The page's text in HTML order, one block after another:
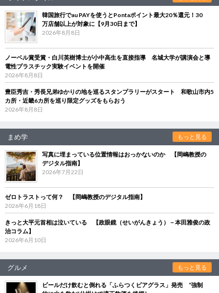
韓国旅行でau PAYを使うとPontaポイント最大20％還元！30
万店舗以上が対象に【9月30日まで】
2026年8月8日
ノーベル賞受賞・白川英樹博士が小中高生を直接指導 名城大学が講演会と導
電性プラスチック実験イベントを開催
2026年8月8日
豊臣秀吉・秀長兄弟ゆかりの地を巡るスタンプラリーがスタート 和歌山市内5
カ所・近畿6カ所を巡り限定グッズをもらおう
2026年8月8日
まめ学 もっと見る
写真に埋まっている位置情報はおっかないのか 【岡嶋教授の
デジタル指南】
2026年7月22日
ゼロトラストって何？ 【岡嶋教授のデジタル指南】
2026年6月18日
きっと大平元首相は泣いている 【政眼鏡（せいがんきょう）－本田雅俊の政
治コラム】
2026年6月10日
グルメ もっと見る
ビールだけ飲むと倒れる「ふらつくビアグラス」発売 “強制